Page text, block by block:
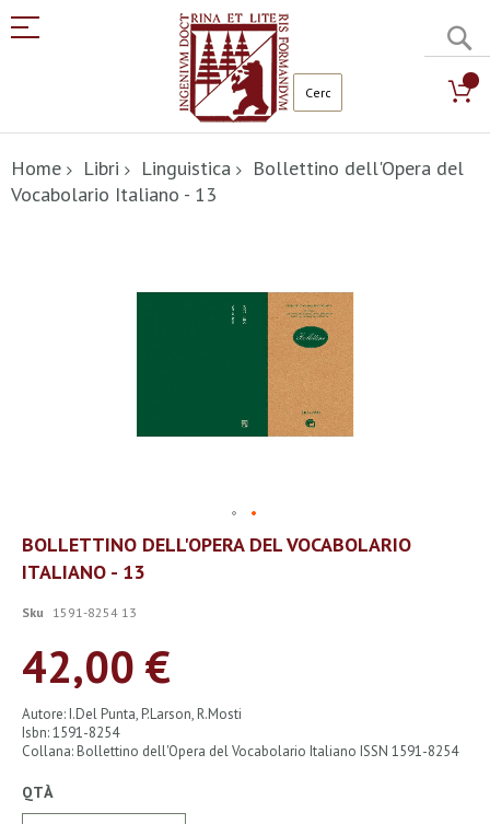
al
contenuto
Home Libri Linguistica
Bollettino dell'Opera del
Vocabolario Italiano - 13
Vai
all'inizio
della
di
BOLLETTINO DELL'OPERA DEL VOCABOLARIO
ITALIANO - 13
Sku 1591-8254 13
42,00 €
Autore: I.Del Punta, P.Larson, R.Mosti
Isbn: 1591-8254
Collana: Bollettino dell'Opera del Vocabolario Italiano ISSN 1591-8254
QTÀ